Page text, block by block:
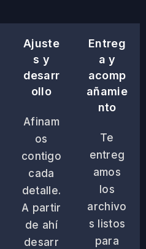
Ajuste
s y
desarr
ollo
Afinam
os
contigo
cada
detalle.
A partir
de ahí
desarr
Entreg
a y
acomp
añamie
nto
Te
entreg
amos
los
archivo
s listos
para